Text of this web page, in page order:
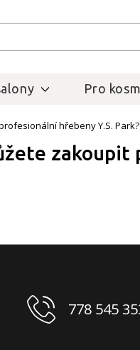
Pro
hřebeny Y.S. Park?
zakoupit
778 545